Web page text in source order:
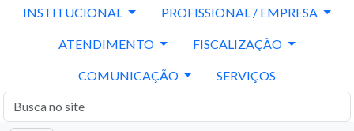
INSTITUCIONAL PROFISSIONAL / EMPRESA
ATENDIMENTO FISCALIZAÇÃO
COMUNICAÇÃO SERVIÇOS